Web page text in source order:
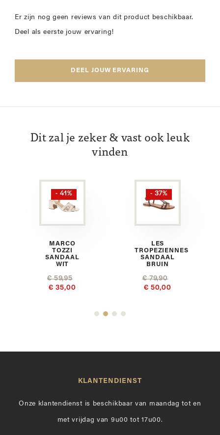
Er zijn nog geen reviews van dit product beschikbaar.
Deel als eerste jouw ervaring!
DEEL JOUW ERVARING
Dit zal je zeker & vast ook leuk
vinden
- 41%
MARCO
TOZZI
SANDAAL
WIT
€ 59,95
€ 35,00
- 37%
LES
TROPEZIENNES
SANDAAL
BRUIN
€ 79,90
€ 50,00
KLANTENDIENST
Onze klantendienst is beschikbaar van maandag tot en
met vrijdag van 9u00 tot 17u00.